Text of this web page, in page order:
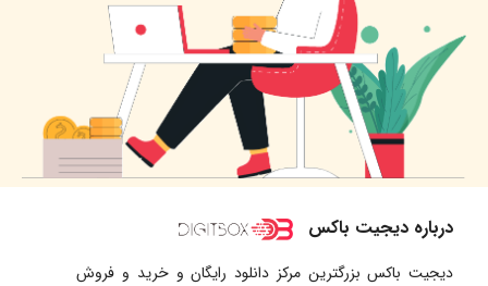
درباره دیجیت باکس
دیجیت باکس بزرگترین مرکز دانلود رایگان و خرید و فروش